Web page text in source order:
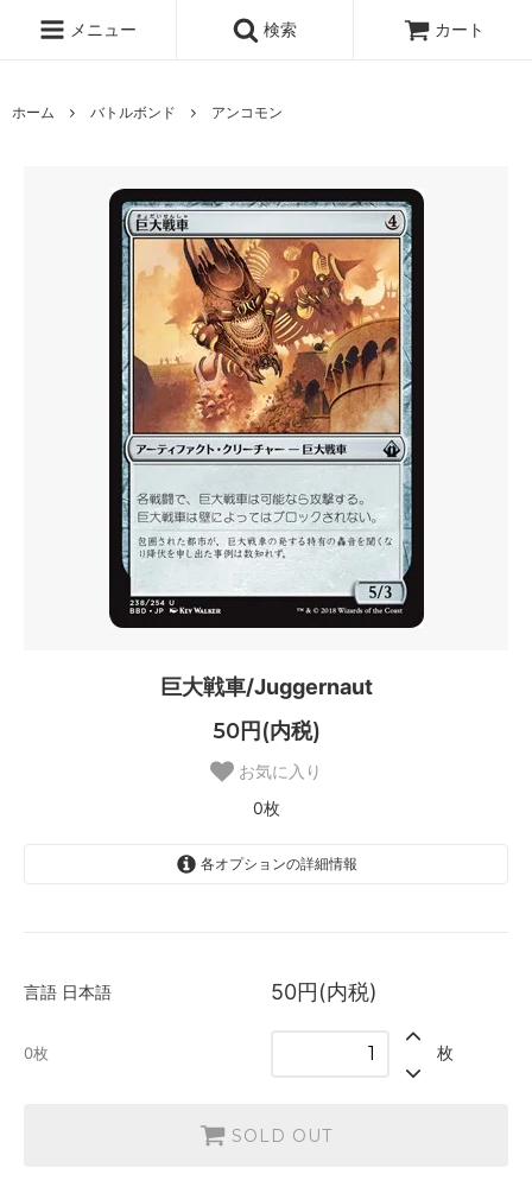
メニュー 検索 カート
ホーム バトルボンド アンコモン
巨大戦車/Juggernaut
50円(内税)
お気に入り
0枚
各オプションの詳細情報
言語 日本語 50円(内税)
0枚 枚
SOLD OUT